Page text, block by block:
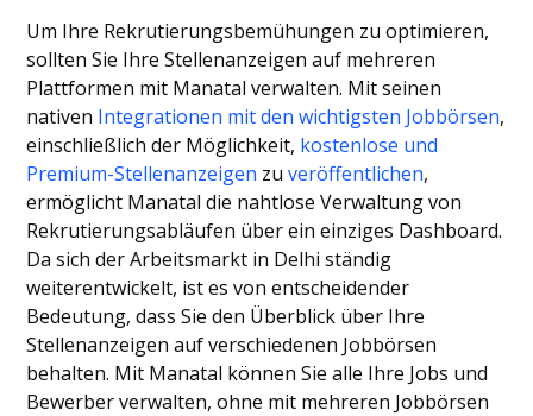
Um Ihre Rekrutierungsbemühungen zu optimieren,
sollten Sie Ihre Stellenanzeigen auf mehreren
Plattformen mit Manatal verwalten. Mit seinen
nativen Integrationen mit den wichtigsten Jobbörsen,
einschließlich der Möglichkeit, kostenlose und
Premium-Stellenanzeigen zu veröffentlichen,
ermöglicht Manatal die nahtlose Verwaltung von
Rekrutierungsabläufen über ein einziges Dashboard.
Da sich der Arbeitsmarkt in Delhi ständig
weiterentwickelt, ist es von entscheidender
Bedeutung, dass Sie den Überblick über Ihre
Stellenanzeigen auf verschiedenen Jobbörsen
behalten. Mit Manatal können Sie alle Ihre Jobs und
Bewerber verwalten, ohne mit mehreren Jobbörsen